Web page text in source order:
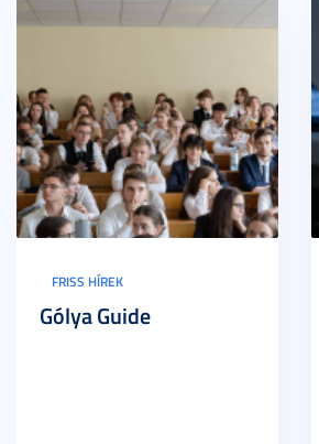
FRISS HÍREK
Gólya Guide